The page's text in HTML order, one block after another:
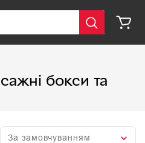
бокси та